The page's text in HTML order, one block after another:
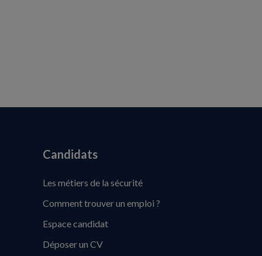
Candidats
Les métiers de la sécurité
Comment trouver un emploi ?
Espace candidat
Déposer un CV